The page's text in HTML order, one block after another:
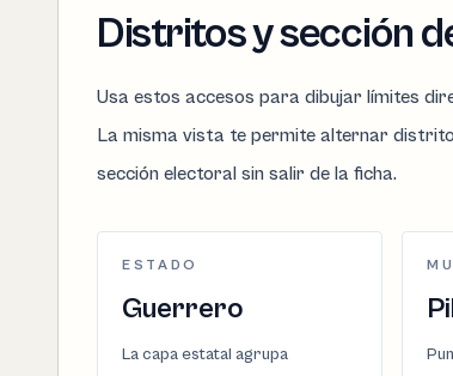
Distritos y sección
Usa estos accesos para dibujar límites
La misma vista te permite alternar
sección electoral sin salir de la ficha.
ESTADO
Guerrero
La capa estatal agrupa